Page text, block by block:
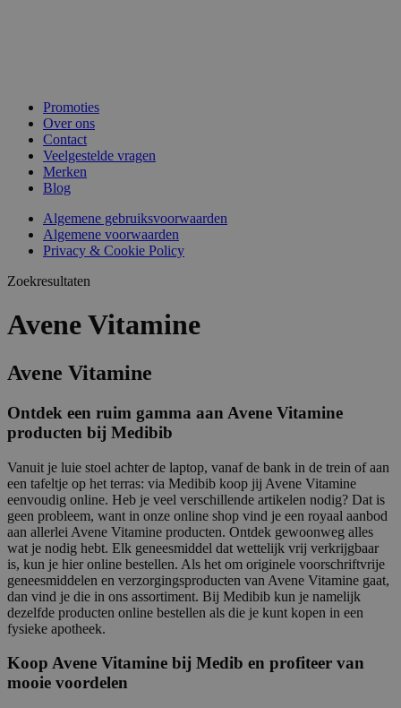
Promoties
Over ons
Contact
Veelgestelde vragen
Merken
Blog
Algemene gebruiksvoorwaarden
Algemene voorwaarden
Privacy & Cookie Policy
Zoekresultaten
Avene Vitamine
Avene Vitamine
Ontdek een ruim gamma aan Avene Vitamine
producten bij Medibib
Vanuit je luie stoel achter de laptop, vanaf de bank in de trein of aan
een tafeltje op het terras: via Medibib koop jij Avene Vitamine
eenvoudig online. Heb je veel verschillende artikelen nodig? Dat is
geen probleem, want in onze online shop vind je een royaal aanbod
aan allerlei Avene Vitamine producten. Ontdek gewoonweg alles
wat je nodig hebt. Elk geneesmiddel dat wettelijk vrij verkrijgbaar
is, kun je hier online bestellen. Als het om originele voorschriftvrije
geneesmiddelen en verzorgingsproducten van Avene Vitamine gaat,
dan vind je die in ons assortiment. Bij Medibib kun je namelijk
dezelfde producten online bestellen als die je kunt kopen in een
fysieke apotheek.
Koop Avene Vitamine bij Medib en profiteer van
mooie voordelen